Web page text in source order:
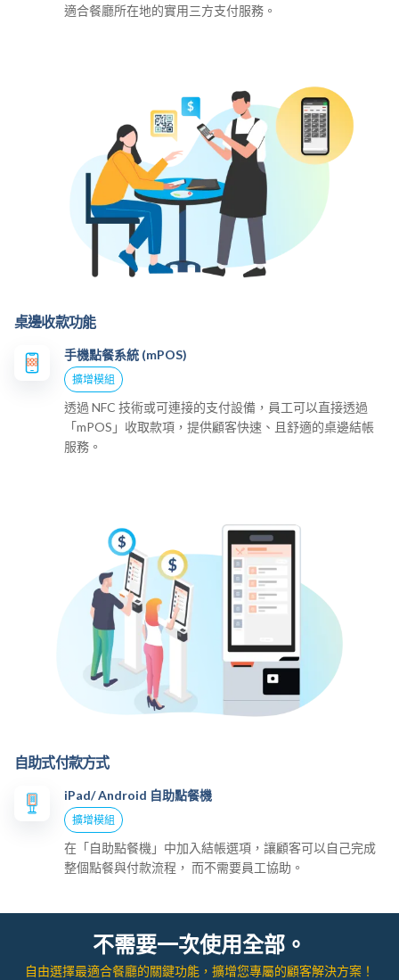
適合餐廳所在地的實用三方支付服務。
桌邊收款功能
手機點餐系統 (mPOS)
擴增模組
透過 NFC 技術或可連接的支付設備，員工可以直接透過
「mPOS」收取款項，提供顧客快速、且舒適的桌邊結帳
服務。
自助式付款方式
iPad/ Android 自助點餐機
擴增模組
在「自助點餐機」中加入結帳選項，讓顧客可以自己完成
整個點餐與付款流程， 而不需要員工協助。
不需要一次使用全部。
自由選擇最適合餐廳的關鍵功能，擴增您專屬的顧客解決方案！